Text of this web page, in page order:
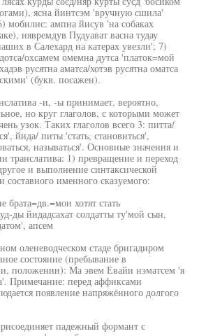
ясна йинтсэм 'вручную сшила'
мобилис: ампна йисув 'на собаках
нявремдув Пудуават васна тудау
в Салехард на катерах увезли'; 7)
охсамем омемна дутса 'платок=мой
русятна аматса/хотэв русятна оматса
(букв. посажен).
-и, -ы принимает, вероятно,
но круг глаголов, с которыми может
узок. Таких глаголов всего 3: питта/
йида/ питы 'стать, становиться',
называться'. Основные значения и
транслатива: 1) превращение и переход
и выполнение синтаксической
именного сказуемого:
брата=дв.=мои хотят стать
ды йидадсахат солдатты ту'мой сын,
апсем
оленеводческом стаде бригадиром
состояние (пребывание в
положении): Ма эвем Евайи нэматсем 'я
Примечание: перед аффиксами
появление напряжённого долгого
падежный формант с